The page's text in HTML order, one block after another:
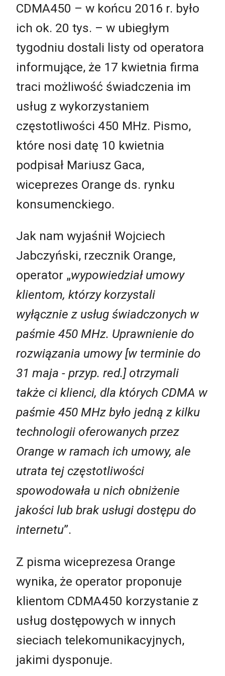
CDMA450 – w końcu 2016 r. było
ich ok. 20 tys. – w ubiegłym
tygodniu dostali listy od operatora
informujące, że 17 kwietnia firma
traci możliwość świadczenia im
usług z wykorzystaniem
częstotliwości 450 MHz. Pismo,
które nosi datę 10 kwietnia
podpisał Mariusz Gaca,
wiceprezes Orange ds. rynku
konsumenckiego.
Jak nam wyjaśnił Wojciech
Jabczyński, rzecznik Orange,
operator „wypowiedział umowy
klientom, którzy korzystali
wyłącznie z usług świadczonych w
paśmie 450 MHz. Uprawnienie do
rozwiązania umowy [w terminie do
31 maja - przyp. red.] otrzymali
także ci klienci, dla których CDMA w
paśmie 450 MHz było jedną z kilku
technologii oferowanych przez
Orange w ramach ich umowy, ale
utrata tej częstotliwości
spowodowała u nich obniżenie
jakości lub brak usługi dostępu do
internetu”.
Z pisma wiceprezesa Orange
wynika, że operator proponuje
klientom CDMA450 korzystanie z
usług dostępowych w innych
sieciach telekomunikacyjnych,
jakimi dysponuje.